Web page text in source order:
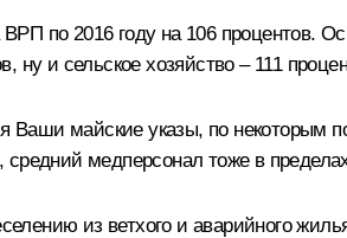
по 2016 году на 106 процентов.
ну и сельское хозяйство – 111
майские указы, по некоторым
средний медперсонал тоже в
из ветхого и аварийного